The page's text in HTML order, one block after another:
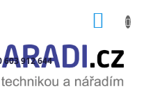
603 912 644